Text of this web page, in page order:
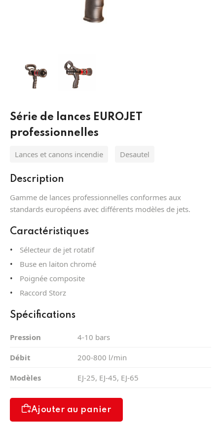
Protection des yeux MSA
Pièces de Rechange Extincteurs
Tuyaux incendie
Vetement sapeur pompier
Équipement de protection antichute
Appareils respiratoires filtrants MSA
Batteries et torche
Hydraulique
Désenfumage
Détection
Série de lances EUROJET
professionnelles
Lances et canons incendie Desautel
Description
Gamme de lances professionnelles conformes aux
standards européens avec différents modèles de jets.
Caractéristiques
Sélecteur de jet rotatif
Buse en laiton chromé
Poignée composite
Raccord Storz
Spécifications
Pression 4-10 bars
Débit 200-800 l/min
Modèles EJ-25, EJ-45, EJ-65
Ajouter au panier